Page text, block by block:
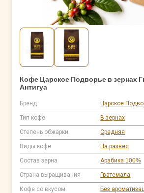
Кофе Царское Подворье в зернах
Антигуа
Бренд Царское
Тип кофе В зернах
Степень обжарки Средняя
Виды кофе На развес
Состав зерна Арабика 100%
Страна выращивания Гватемала
Кофе со вкусом Без